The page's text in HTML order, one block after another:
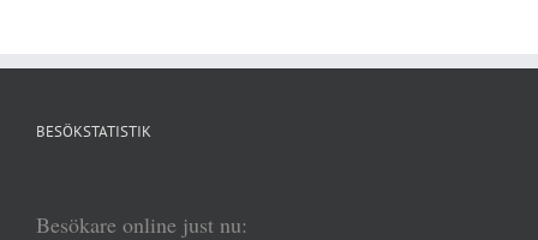
BESÖKSTATISTIK
Besökare online just nu: